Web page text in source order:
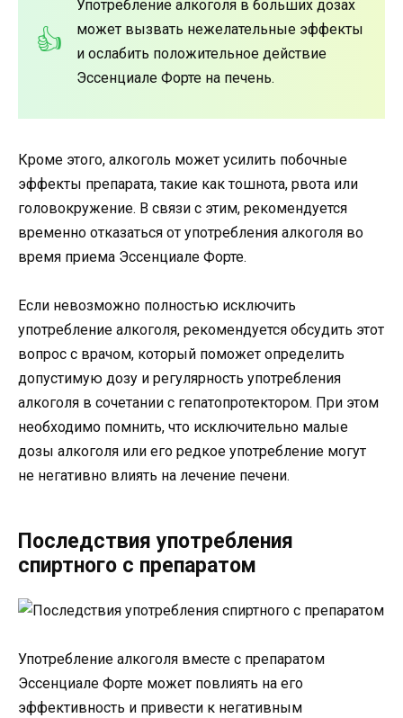
Употребление алкоголя в больших дозах
может вызвать нежелательные эффекты
и ослабить положительное действие
Эссенциале Форте на печень.
Кроме этого, алкоголь может усилить побочные
эффекты препарата, такие как тошнота, рвота или
головокружение. В связи с этим, рекомендуется
временно отказаться от употребления алкоголя во
время приема Эссенциале Форте.
Если невозможно полностью исключить
употребление алкоголя, рекомендуется обсудить этот
вопрос с врачом, который поможет определить
допустимую дозу и регулярность употребления
алкоголя в сочетании с гепатопротектором. При этом
необходимо помнить, что исключительно малые
дозы алкоголя или его редкое употребление могут
не негативно влиять на лечение печени.
Последствия употребления
спиртного с препаратом
Употребление алкоголя вместе с препаратом
Эссенциале Форте может повлиять на его
эффективность и привести к негативным